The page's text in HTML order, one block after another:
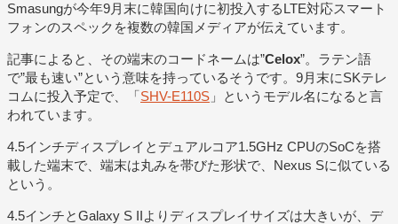
Smasungが今年9月末に韓国向けに初投入するLTE対応スマート
フォンのスペックを複数の韓国メディアが伝えています。
記事によると、その端末のコードネームは”Celox”。ラテン語
で”最も速い”という意味を持っているそうです。9月末にSKテレ
コムに投入予定で、「SHV-E110S 」というモデル名になると言
われています。
4.5インチディスプレイとデュアルコア1.5GHz CPUのSoCを搭
載した端末で、端末は丸みを帯びた形状で、Nexus Sに似ている
という。
4.5インチとGalaxy S IIよりディスプレイサイズは大きいが、デ